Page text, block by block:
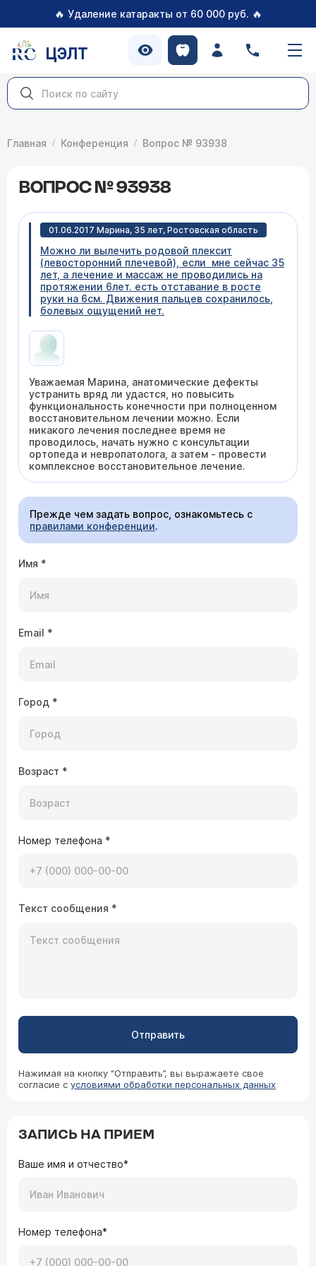
🔥 Удаление катаракты от 60 000 руб. 🔥
ЦЭЛТ
Главная Конференция Вопрос № 93938
ВОПРОС № 93938
01.06.2017 Марина, 35 лет, Ростовская область
Можно ли вылечить родовой плексит
(левосторонний плечевой), если мне сейчас 35
лет, а лечение и массаж не проводились на
протяжении 6лет. есть отставание в росте
руки на 6см. Движения пальцев сохранилось,
болевых ощущений нет.
Уважаемая Марина, анатомические дефекты
устранить вряд ли удастся, но повысить
функциональность конечности при полноценном
восстановительном лечении можно. Если
никакого лечения последнее время не
проводилось, начать нужно с консультации
ортопеда и невропатолога, а затем - провести
комплексное восстановительное лечение.
Прежде чем задать вопрос, ознакомьтесь с
правилами конференции.
Имя *
Email *
Город *
Возраст *
Номер телефона *
Текст сообщения *
Отправить
Нажимая на кнопку “Отправить”, вы выражаете свое
согласие с условиями обработки персональных данных
ЗАПИСЬ НА ПРИЕМ
Ваше имя и отчество*
Номер телефона*